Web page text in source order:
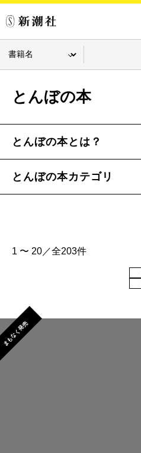
とんぼの本
とんぼの本とは？
とんぼの本カテゴリ
1 〜 20／全203件
まもなく発売